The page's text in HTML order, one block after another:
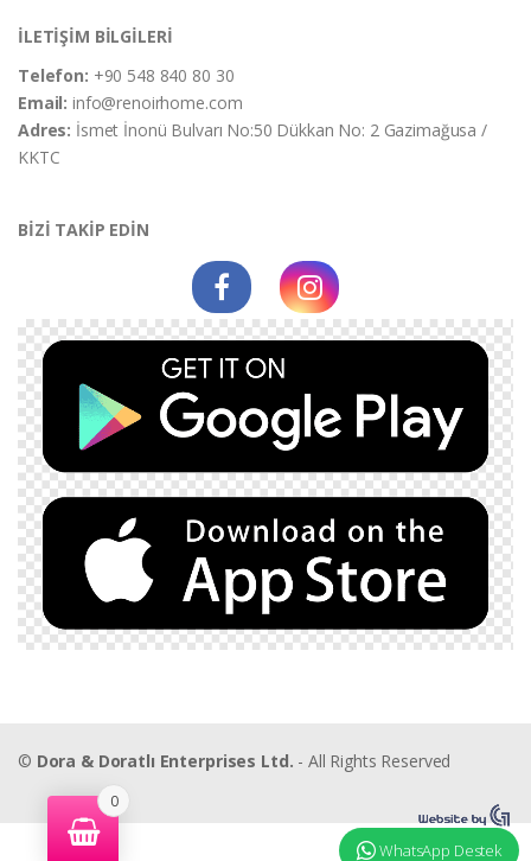
İLETİŞİM BİLGİLERİ
Telefon: +90 548 840 80 30
Email:info@renoirhome.com
Adres: İsmet İnonü Bulvarı No:50 Dükkan No: 2 Gazimağusa /
KKTC
BİZİ TAKİP EDİN
© Dora & Doratlı Enterprises Ltd. - All Rights Reserved
0
WhatsApp Destek